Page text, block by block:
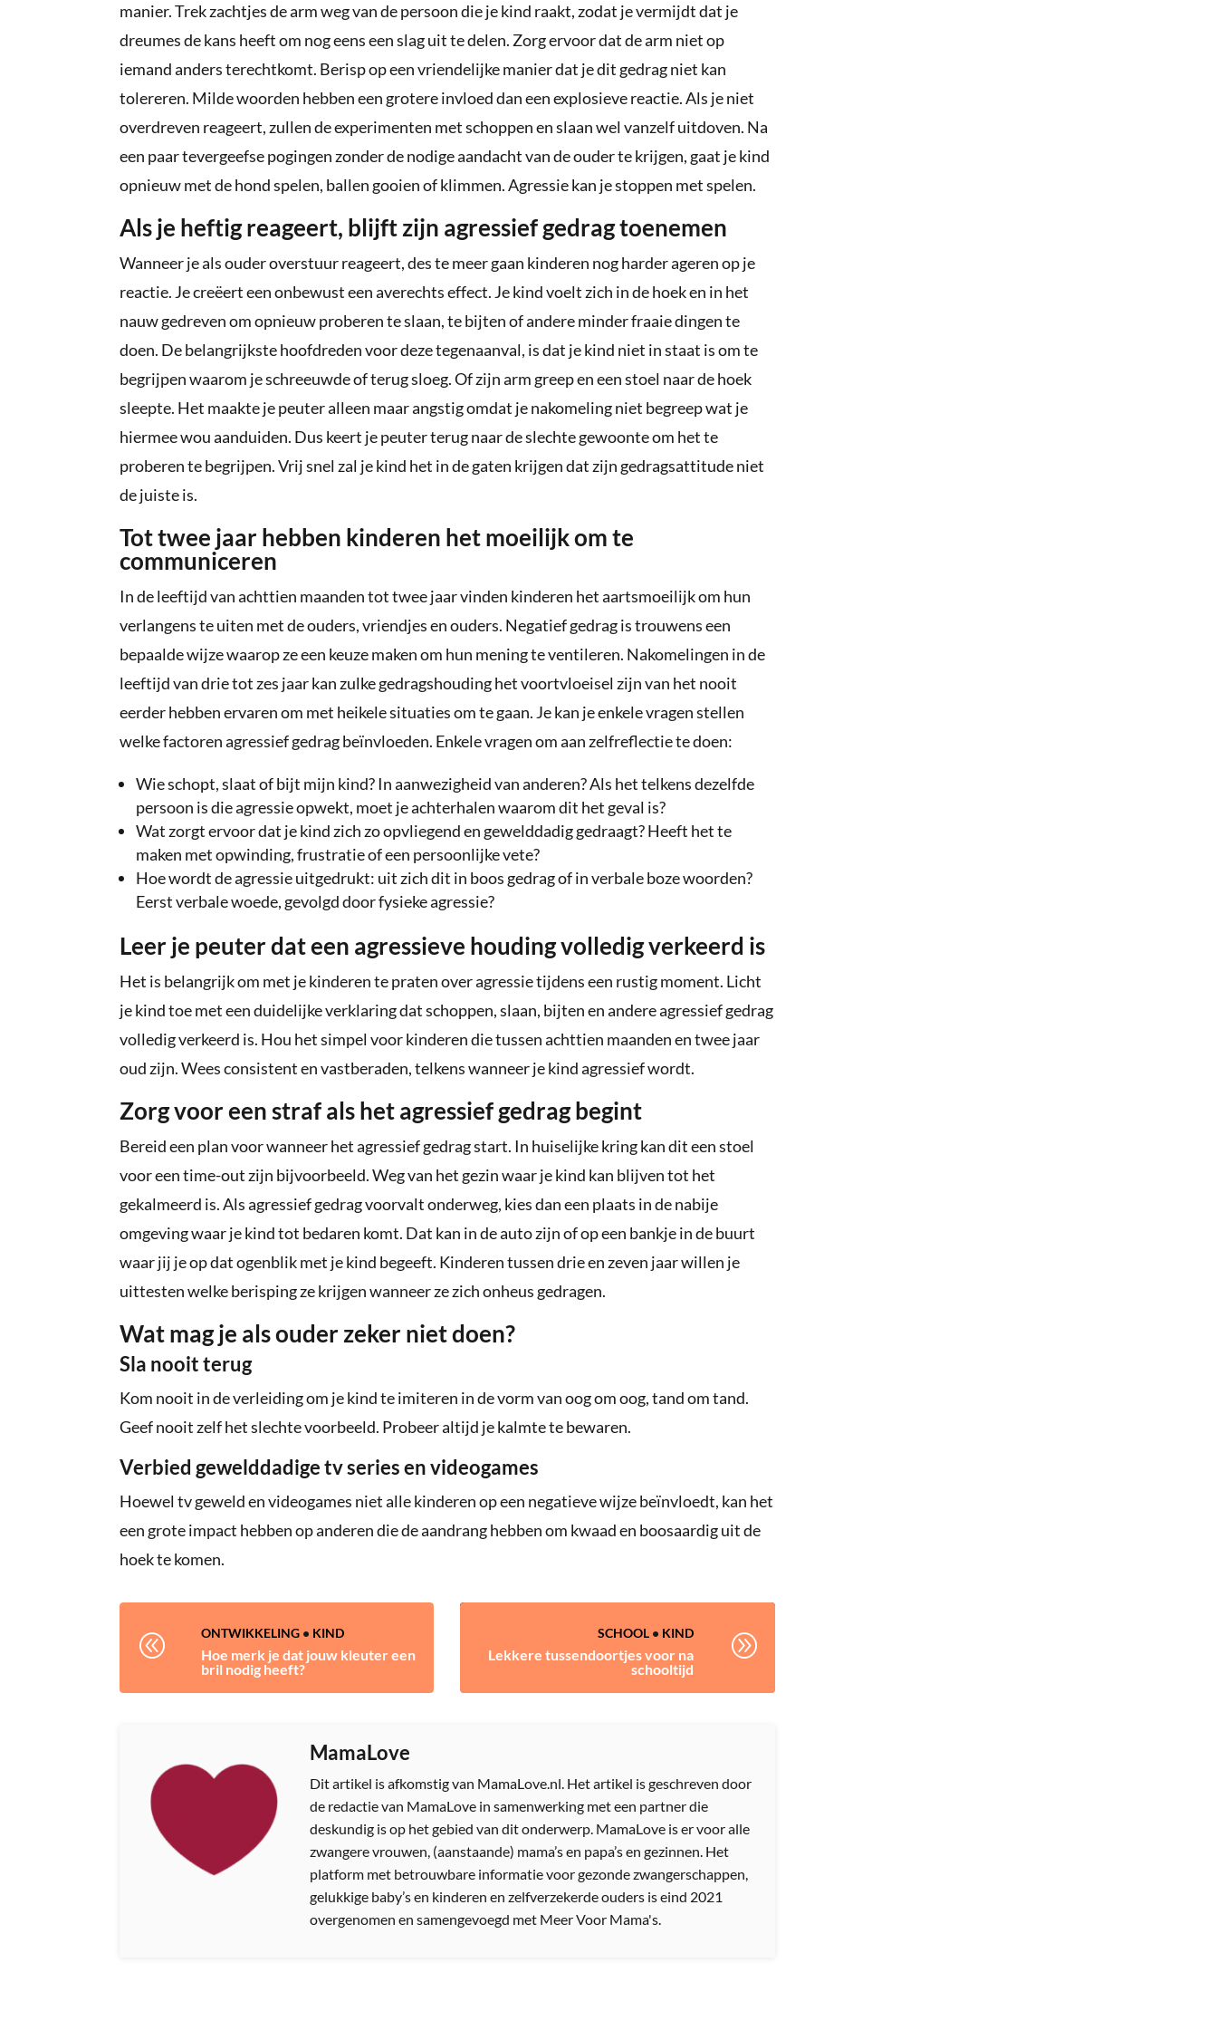
manier. Trek zachtjes de arm weg van de persoon die je kind raakt, zodat je vermijdt dat je
dreumes de kans heeft om nog eens een slag uit te delen. Zorg ervoor dat de arm niet op
iemand anders terechtkomt. Berisp op een vriendelijke manier dat je dit gedrag niet kan
tolereren. Milde woorden hebben een grotere invloed dan een explosieve reactie. Als je niet
overdreven reageert, zullen de experimenten met schoppen en slaan wel vanzelf uitdoven. Na
een paar tevergeefse pogingen zonder de nodige aandacht van de ouder te krijgen, gaat je kind
opnieuw met de hond spelen, ballen gooien of klimmen. Agressie kan je stoppen met spelen.
Als je heftig reageert, blijft zijn agressief gedrag toenemen
Wanneer je als ouder overstuur reageert, des te meer gaan kinderen nog harder ageren op je
reactie. Je creëert een onbewust een averechts effect. Je kind voelt zich in de hoek en in het
nauw gedreven om opnieuw proberen te slaan, te bijten of andere minder fraaie dingen te
doen. De belangrijkste hoofdreden voor deze tegenaanval, is dat je kind niet in staat is om te
begrijpen waarom je schreeuwde of terug sloeg. Of zijn arm greep en een stoel naar de hoek
sleepte. Het maakte je peuter alleen maar angstig omdat je nakomeling niet begreep wat je
hiermee wou aanduiden. Dus keert je peuter terug naar de slechte gewoonte om het te
proberen te begrijpen. Vrij snel zal je kind het in de gaten krijgen dat zijn gedragsattitude niet
de juiste is.
Tot twee jaar hebben kinderen het moeilijk om te
communiceren
In de leeftijd van achttien maanden tot twee jaar vinden kinderen het aartsmoeilijk om hun
verlangens te uiten met de ouders, vriendjes en ouders. Negatief gedrag is trouwens een
bepaalde wijze waarop ze een keuze maken om hun mening te ventileren. Nakomelingen in de
leeftijd van drie tot zes jaar kan zulke gedragshouding het voortvloeisel zijn van het nooit
eerder hebben ervaren om met heikele situaties om te gaan. Je kan je enkele vragen stellen
welke factoren agressief gedrag beïnvloeden. Enkele vragen om aan zelfreflectie te doen:
Wie schopt, slaat of bijt mijn kind? In aanwezigheid van anderen? Als het telkens dezelfde
persoon is die agressie opwekt, moet je achterhalen waarom dit het geval is?
Wat zorgt ervoor dat je kind zich zo opvliegend en gewelddadig gedraagt? Heeft het te
maken met opwinding, frustratie of een persoonlijke vete?
Hoe wordt de agressie uitgedrukt: uit zich dit in boos gedrag of in verbale boze woorden?
Eerst verbale woede, gevolgd door fysieke agressie?
Leer je peuter dat een agressieve houding volledig verkeerd is
Het is belangrijk om met je kinderen te praten over agressie tijdens een rustig moment. Licht
je kind toe met een duidelijke verklaring dat schoppen, slaan, bijten en andere agressief gedrag
volledig verkeerd is. Hou het simpel voor kinderen die tussen achttien maanden en twee jaar
oud zijn. Wees consistent en vastberaden, telkens wanneer je kind agressief wordt.
Zorg voor een straf als het agressief gedrag begint
Bereid een plan voor wanneer het agressief gedrag start. In huiselijke kring kan dit een stoel
voor een time-out zijn bijvoorbeeld. Weg van het gezin waar je kind kan blijven tot het
gekalmeerd is. Als agressief gedrag voorvalt onderweg, kies dan een plaats in de nabije
omgeving waar je kind tot bedaren komt. Dat kan in de auto zijn of op een bankje in de buurt
waar jij je op dat ogenblik met je kind begeeft. Kinderen tussen drie en zeven jaar willen je
uittesten welke berisping ze krijgen wanneer ze zich onheus gedragen.
Wat mag je als ouder zeker niet doen?
Sla nooit terug
Kom nooit in de verleiding om je kind te imiteren in de vorm van oog om oog, tand om tand.
Geef nooit zelf het slechte voorbeeld. Probeer altijd je kalmte te bewaren.
Verbied gewelddadige tv series en videogames
Hoewel tv geweld en videogames niet alle kinderen op een negatieve wijze beïnvloedt, kan het
een grote impact hebben op anderen die de aandrang hebben om kwaad en boosaardig uit de
hoek te komen.
@ ONTWIKKELING • KIND
Hoe merk je dat jouw kleuter een
bril nodig heeft?
SCHOOL• KIND
Lekkere tussendoortjes voor na
schooltijd
A
MamaLove
Dit artikel is afkomstig van MamaLove.nl. Het artikel is geschreven door
de redactie van MamaLove in samenwerking met een partner die
deskundig is op het gebied van dit onderwerp. MamaLove is er voor alle
zwangere vrouwen, (aanstaande) mama’s en papa’s en gezinnen. Het
platform met betrouwbare informatie voor gezonde zwangerschappen,
gelukkige baby’s en kinderen en zelfverzekerde ouders is eind 2021
overgenomen en samengevoegd met Meer Voor Mama's.